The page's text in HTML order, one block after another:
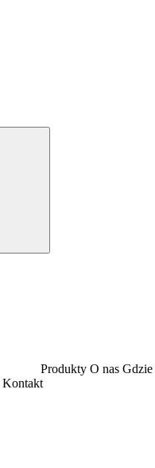
Produkty O nas Gdzie
Kontakt